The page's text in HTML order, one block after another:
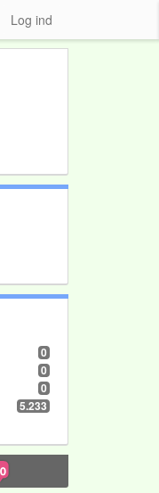
Log ind
0
0
0
5.233